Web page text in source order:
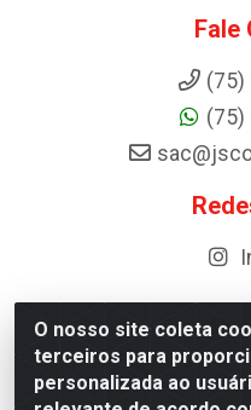
O nosso site coleta
terceiros para
personalizada ao
Fale
(75)
(75)
Distribuidora de
km 87 - Industrial,